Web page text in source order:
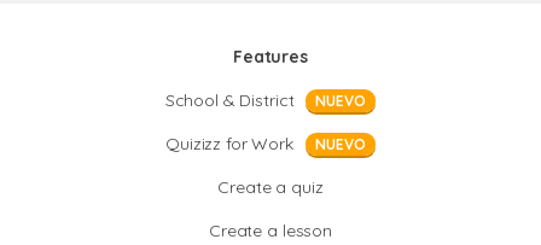
Features
School & District
NUEVO
Quizizz for Work NUEVO
Create a quiz
Create a lesson